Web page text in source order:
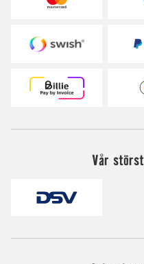
Vår